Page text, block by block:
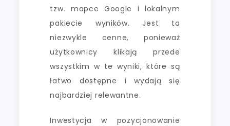
tzw. mapce Google i lokalnym
pakiecie wyników. Jest to
niezwykle cenne, ponieważ
użytkownicy klikają przede
wszystkim w te wyniki, które są
łatwo dostępne i wydają się
najbardziej relewantne.
Inwestycja w pozycjonowanie